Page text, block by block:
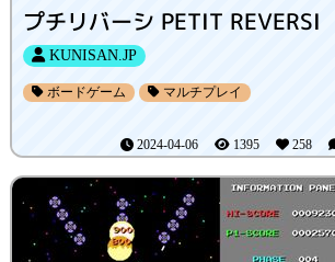
プチリバーシ PETIT REVERSI
KUNISAN.JP
ボードゲーム マルチプレイ
2024-04-06 1395 258